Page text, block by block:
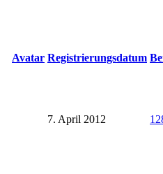
Avatar Registrierungsdatum
7. April 2012